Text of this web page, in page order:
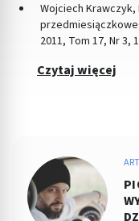
Wojciech Krawczyk,
2011, Tom 17, Nr 3,
Czytaj więcej